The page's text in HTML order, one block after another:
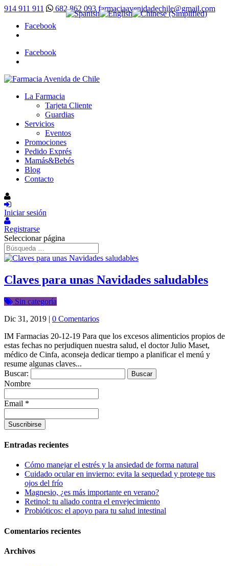
914 911 911 682 862 093 farmaciaavenidadechile@gmail.com
Facebook
Facebook
La Farmacia
Tarjeta Cliente
Guardias
Servicios
Eventos
Promociones
Pedido Exprés
Mamás&Bebés
Blog
Contacto
Iniciar sesión
Registrarse
Seleccionar página
Claves para unas Navidades saludables
Sin categoría
Dic 31, 2019 | 0 Comentarios
IM Farmacias 20-12-19 Para que los excesos alimenticios propios de
estas fechas no perjudiquen nuestra salud, el doctor Julio Maset,
médico de Cinfa, aconseja dedicar tiempo a planificar el menú y
resume algunas claves...
Buscar:
Nombre
Email *
Entradas recientes
Cómo manejar el estrés y la ansiedad de forma natural
Cuidado ocular en invierno: evita la sequedad y protege tus
ojos del frío
Magnesio, ¿es más importante en verano?
Retinol: tu aliado contra el envejecimiento
Probióticos: el apoyo para tu salud intestinal
Comentarios recientes
Archivos